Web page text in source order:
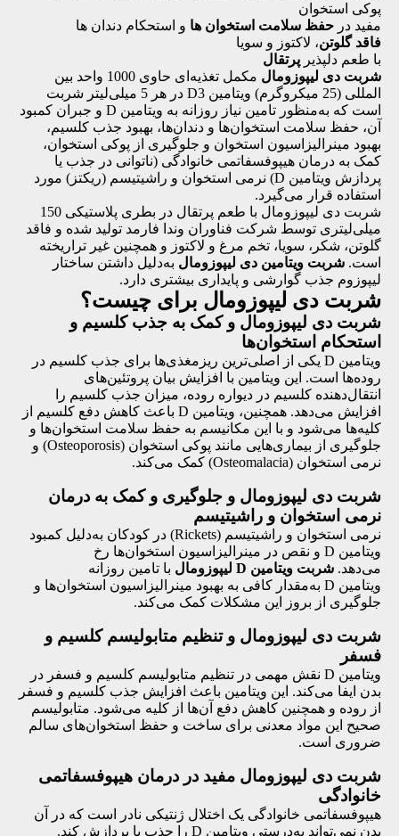
پوکی استخوان
مفید در حفظ سلامت استخوان ها و استحکام دندان ها
فاقد گلوتن، لاکتوز و سویا
با طعم دلپذیر پرتقال
شربت دی لیپوزومال
مکمل تغذیه‌ای حاوی 1000 واحد بین
المللی (25 میکروگرم) ویتامین D3 در هر 5 میلی‌لیتر شربت
است که به‌منظور تامین نیاز روزانه به ویتامین D و جبران کمبود
آن، حفظ سلامت استخوان‌ها و دندان‌ها، بهبود جذب کلسیم،
بهبود مینرالیزاسیون استخوان و جلوگیری از پوکی استخوان،
کمک به درمان هیپوفسفاتمی خانوادگی (ناتوانی در جذب یا
پردازش ویتامین D) نرمی استخوان و راشیتیسم (ریکتز) مورد
استفاده قرار می‌گیرد.
شربت دی لیپوزومال با طعم پرتقال در بطری پلاستیکی 150
میلی‌لیتری توسط شرکت فناوران وندا فارمد تولید شده و فاقد
گلوتن، شکر، سویا، تخم مرغ و لاکتوز و همچنین غیر تراریخته
است. شربت ویتامین دی لیپوزومال به‌دلیل داشتن ساختار
لیپوزوم جذب گوارشی و پایداری بیشتری دارد.
شربت دی لیپوزومال برای چیست؟
شربت دی لیپوزومال و کمک به جذب کلسیم و
استحکام استخوان‌ها
ویتامین D یکی از اصلی‌ترین ریزمغذی‌ها برای جذب کلسیم در
روده‌ها است. این ویتامین با افزایش بیان پروتئین‌های
انتقال‌دهنده کلسیم در دیواره روده، میزان جذب کلسیم را
افزایش می‌دهد. همچنین، ویتامین D باعث کاهش دفع کلسیم از
کلیه‌ها می‌شود و با این مکانیسم به حفظ سلامت استخوان‌ها و
جلوگیری از بیماری‌هایی مانند پوکی استخوان (Osteoporosis) و
نرمی استخوان (Osteomalacia) کمک می‌کند.
شربت دی لیپوزومال و جلوگیری و کمک به درمان
نرمی استخوان و راشیتیسم
نرمی استخوان و راشیتیسم (Rickets) در کودکان به‌دلیل کمبود
ویتامین D و نقص در مینرالیزاسیون استخوان‌ها رخ
می‌دهد. شربت ویتامین D لیپوزومال
با تامین روزانه
ویتامین D به‌مقدار کافی به بهبود مینرالیزاسیون استخوان‌ها و
جلوگیری از بروز این مشکلات کمک می‌کند.
شربت دی لیپوزومال و تنظیم متابولیسم کلسیم و
فسفر
ویتامین D نقش مهمی در تنظیم متابولیسم کلسیم و فسفر در
بدن ایفا می‌کند. این ویتامین باعث افزایش جذب کلسیم و فسفر
از روده و همچنین کاهش دفع آن‌ها از کلیه می‌شود. متابولیسم
صحیح این مواد معدنی برای ساخت و حفظ استخوان‌های سالم
ضروری است.
شربت دی لیپوزومال مفید در درمان هیپوفسفاتمی
خانوادگی
هیپوفسفاتمی خانوادگی یک اختلال ژنتیکی نادر است که در آن
بدن نمی‌تواند به‌درستی ویتامین D را جذب یا پردازش کند.